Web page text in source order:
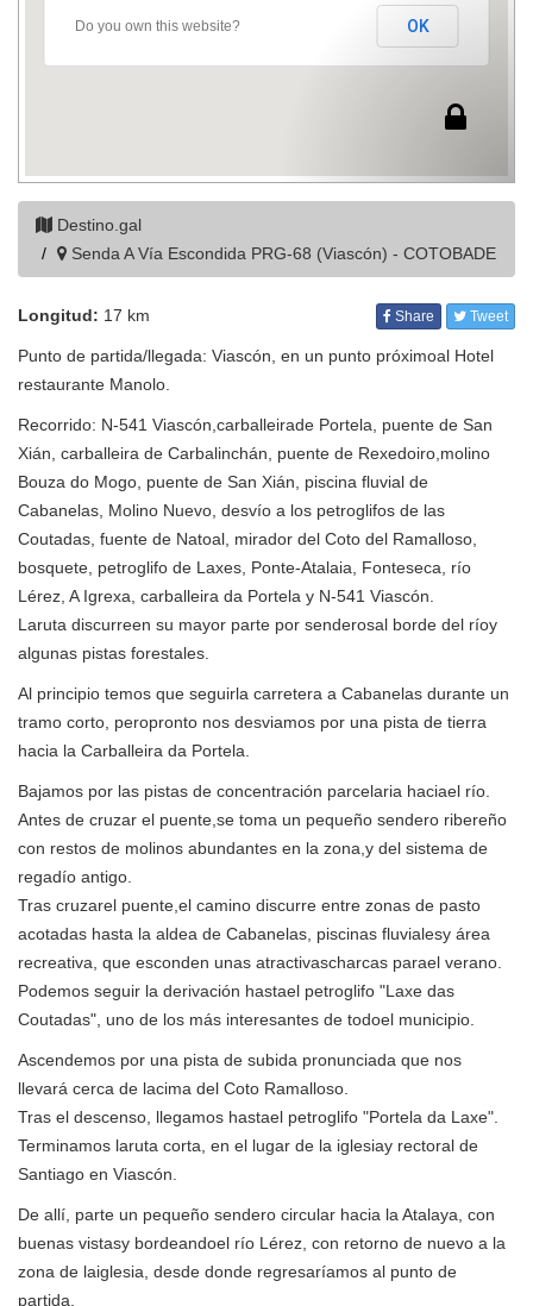
Do you own this website? OK
Destino.gal
Senda A Vía Escondida PRG-68 (Viascón) - COTOBADE
Share Tweet
Longitud: 17 km
Punto de partida/llegada: Viascón, en un punto próximoal Hotel
restaurante Manolo.
Recorrido: N-541 Viascón,carballeirade Portela, puente de San
Xián, carballeira de Carbalinchán, puente de Rexedoiro,molino
Bouza do Mogo, puente de San Xián, piscina fluvial de
Cabanelas, Molino Nuevo, desvío a los petroglifos de las
Coutadas, fuente de Natoal, mirador del Coto del Ramalloso,
bosquete, petroglifo de Laxes, Ponte-Atalaia, Fonteseca, río
Lérez, A Igrexa, carballeira da Portela y N-541 Viascón.
Laruta discurreen su mayor parte por senderosal borde del ríoy
algunas pistas forestales.
Al principio temos que seguirla carretera a Cabanelas durante un
tramo corto, peropronto nos desviamos por una pista de tierra
hacia la Carballeira da Portela.
Bajamos por las pistas de concentración parcelaria haciael río.
Antes de cruzar el puente,se toma un pequeño sendero ribereño
con restos de molinos abundantes en la zona,y del sistema de
regadío antigo.
Tras cruzarel puente,el camino discurre entre zonas de pasto
acotadas hasta la aldea de Cabanelas, piscinas fluvialesy área
recreativa, que esconden unas atractivascharcas parael verano.
Podemos seguir la derivación hastael petroglifo "Laxe das
Coutadas", uno de los más interesantes de todoel municipio.
Ascendemos por una pista de subida pronunciada que nos
llevará cerca de lacima del Coto Ramalloso.
Tras el descenso, llegamos hastael petroglifo "Portela da Laxe".
Terminamos laruta corta, en el lugar de la iglesiay rectoral de
Santiago en Viascón.
De allí, parte un pequeño sendero circular hacia la Atalaya, con
buenas vistasy bordeandoel río Lérez, con retorno de nuevo a la
zona de laiglesia, desde donde regresaríamos al punto de
partida.